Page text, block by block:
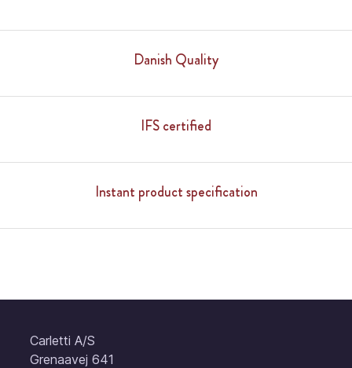
Danish Quality
IFS certified
Instant product specification
Carletti A/S
Grenaavej 641